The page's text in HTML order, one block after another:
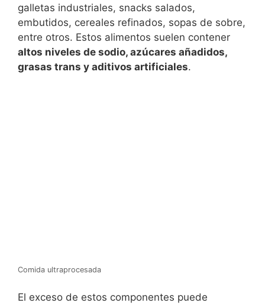
galletas industriales, snacks salados,
embutidos, cereales refinados, sopas de sobre,
entre otros. Estos alimentos suelen contener
altos niveles de sodio, azúcares añadidos,
grasas trans y aditivos artificiales.
Comida ultraprocesada
El exceso de estos componentes puede